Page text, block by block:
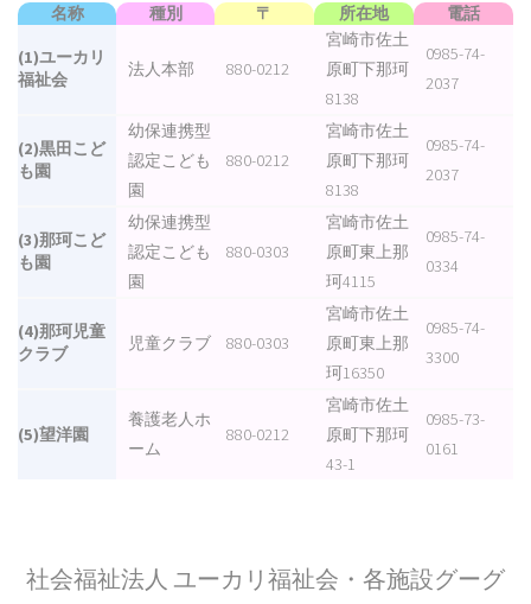
名称 種別 〒 所在地 電話
(1)ユーカリ
福祉会
法人本部 880-0212
宮崎市佐土
原町下那珂
8138
0985-74-
2037
(2)黒田こど
も園
幼保連携型
認定こども
園
880-0212
宮崎市佐土
原町下那珂
8138
0985-74-
2037
(3)那珂こど
も園
幼保連携型
認定こども
園
880-0303
宮崎市佐土
原町東上那
珂4115
0985-74-
0334
(4)那珂児童
クラブ
児童クラブ 880-0303
宮崎市佐土
原町東上那
珂16350
0985-74-
3300
(5)望洋園
養護老人ホ
ーム
880-0212
宮崎市佐土
原町下那珂
43-1
0985-73-
0161
社会福祉法人 ユーカリ福祉会・各施設グーグ